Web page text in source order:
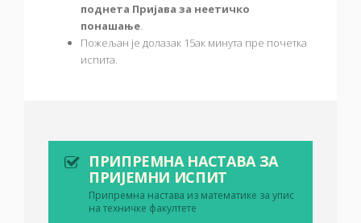
поднета Пријава за неетичко
понашање.
Пожељан је долазак 15ак минута пре почетка
испита.
ПРИПРЕМНА НАСТАВА ЗА
ПРИЈЕМНИ ИСПИТ
Припремна настава из математике за упис
на техничке факултете